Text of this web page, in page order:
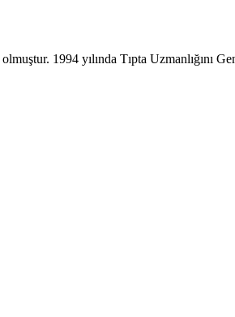
1994 yılında Tıpta Uzmanlığını